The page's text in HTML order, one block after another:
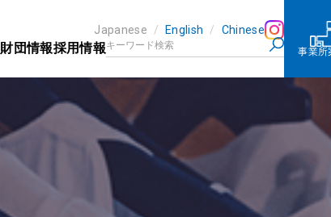
Japanese English Chinese
財団情報採用情報 事業所